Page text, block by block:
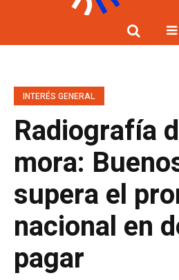
INTERÉS GENERAL
Radiografía
mora:
supera el
nacional en
pagar